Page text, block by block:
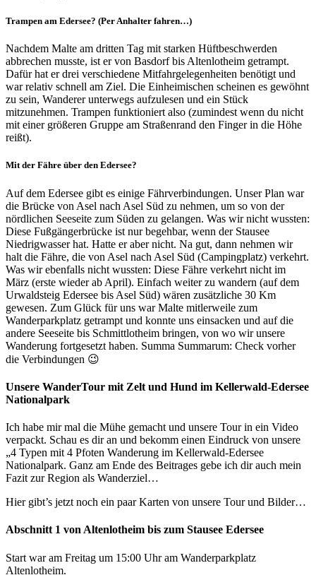
Trampen am Edersee? (Per Anhalter fahren…)
Nachdem Malte am dritten Tag mit starken Hüftbeschwerden
abbrechen musste, ist er von Basdorf bis Altenlotheim getrampt.
Dafür hat er drei verschiedene Mitfahrgelegenheiten benötigt und
war relativ schnell am Ziel. Die Einheimischen scheinen es gewöhnt
zu sein, Wanderer unterwegs aufzulesen und ein Stück
mitzunehmen. Trampen funktioniert also (zumindest wenn du nicht
mit einer größeren Gruppe am Straßenrand den Finger in die Höhe
reißt).
Mit der Fähre über den Edersee?
Auf dem Edersee gibt es einige Fährverbindungen. Unser Plan war
die Brücke von Asel nach Asel Süd zu nehmen, um so von der
nördlichen Seeseite zum Süden zu gelangen. Was wir nicht wussten:
Diese Fußgängerbrücke ist nur begehbar, wenn der Stausee
Niedrigwasser hat. Hatte er aber nicht. Na gut, dann nehmen wir
halt die Fähre, die von Asel nach Asel Süd (Campingplatz) verkehrt.
Was wir ebenfalls nicht wussten: Diese Fähre verkehrt nicht im
März (erste wieder ab April). Einfach weiter zu wandern (auf dem
Urwaldsteig Edersee bis Asel Süd) wären zusätzliche 30 Km
gewesen. Zum Glück für uns war Malte mitlerweile zum
Wanderparkplatz getrampt und konnte uns einsacken und auf die
andere Seeseite bis Schmittlotheim bringen, von wo wir unsere
Wanderung fortgesetzt haben. Summa Summarum: Check vorher
die Verbindungen 😉
Unsere WanderTour mit Zelt und Hund im Kellerwald-Edersee
Nationalpark
Ich habe mir mal die Mühe gemacht und unsere Tour in ein Video
verpackt. Schau es dir an und bekomm einen Eindruck von unsere
„4 Typen mit 4 Pfoten Wanderung im Kellerwald-Edersee
Nationalpark. Ganz am Ende des Beitrages gebe ich dir auch mein
Fazit zur Region als Wanderziel…
Hier gibt’s jetzt noch ein paar Karten von unsere Tour und Bilder…
Abschnitt 1 von Altenlotheim bis zum Stausee Edersee
Start war am Freitag um 15:00 Uhr am Wanderparkplatz
Altenlotheim.